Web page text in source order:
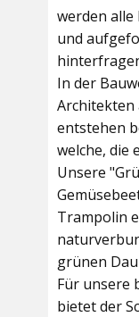
werden
und
In der
Architekten
entstehen
welche, die
Unsere
Trampolin
grünen
Für unsere
bietet der